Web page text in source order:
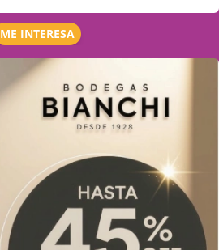
ME INTERESA